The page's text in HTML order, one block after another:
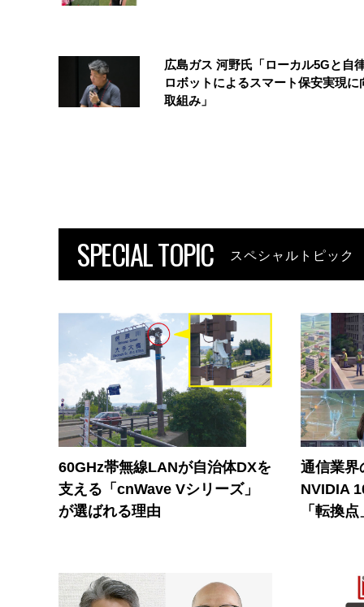
広島ガス 河野氏「ローカル5Gと自
ロボットによるスマート保安実現に
取組み」
SPECIAL TOPIC スペシャルトピック
60GHz帯無線LANが自治体DXを
支える「cnWave Vシリーズ」
が選ばれる理由
通信業
NVIDIA
「転換点